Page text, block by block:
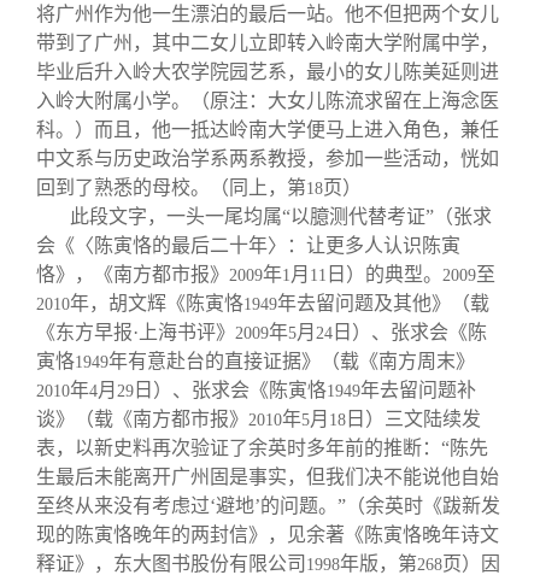
将广州作为他一生漂泊的最后一站。他不但把两个女儿
带到了广州，其中二女儿立即转入岭南大学附属中学，
毕业后升入岭大农学院园艺系，最小的女儿陈美延则进
入岭大附属小学。（原注：大女儿陈流求留在上海念医
科。）而且，他一抵达岭南大学便马上进入角色，兼任
中文系与历史政治学系两系教授，参加一些活动，恍如
回到了熟悉的母校。（同上，第18页）
此段文字，一头一尾均属“以臆测代替考证”（张求
会《〈陈寅恪的最后二十年〉：让更多人认识陈寅
恪》，《南方都市报》 2009年1 月 11 日）的典型。 2009至
2010年，胡文辉《陈寅恪1949年去留问题及其他》（载
《东方早报·上海书评》 2009年5月 24 日）、张求会《陈
寅恪1949年有意赴台的直接证据》（载《南方周末》
2010年4月 29 日）、张求会《陈寅恪1949年去留问题补
谈》（载《南方都市报》 2010年5月 18 日）三文陆续发
表，以新史料再次验证了余英时多年前的推断：“陈先
生最后未能离开广州固是事实，但我们决不能说他自始
至终从来没有考虑过‘避地’的问题。”（余英时《跋新发
现的陈寅恪晚年的两封信》，见余著《陈寅恪晚年诗文
释证》，东大图书股份有限公司 1998年版，第268页）因